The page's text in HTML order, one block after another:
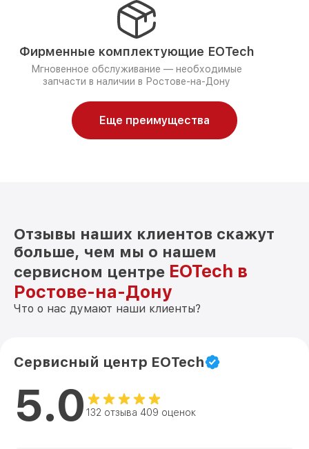
Фирменные комплектующие EOTech
Мгновенное обслуживание — необходимые
запчасти в наличии в Ростове-на-Дону
Еще преимущества
Отзывы наших клиентов скажут
больше, чем мы о нашем
сервисном центре EOTech в
Ростове-на-Дону
Что о нас думают наши клиенты?
Сервисный центр EOTech
5.0 132 отзыва 409 оценок